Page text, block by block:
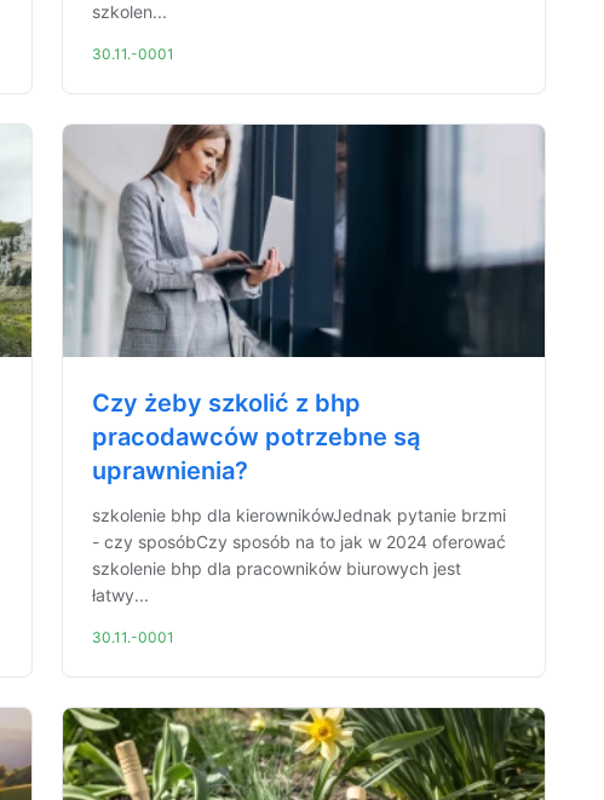
szkolen...
30.11.-0001
Czy żeby szkolić z bhp
pracodawców potrzebne są
uprawnienia?
szkolenie bhp dla kierownikówJednak pytanie brzmi
- czy sposóbCzy sposób na to jak w 2024 oferować
szkolenie bhp dla pracowników biurowych jest
łatwy...
30.11.-0001